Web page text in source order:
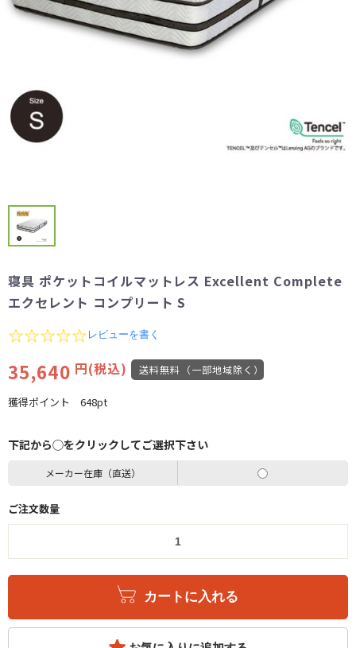
寝具 ポケットコイルマットレス Excellent Complete
エクセレント コンプリート S
0.0
rating
レビューを書く
35,640 円(税込) 送料無料（一部地域除く）
獲得ポイント 648pt
下記から◯をクリックしてご選択下さい
メーカー在庫（直送）
ご注文数量
カートに入れる